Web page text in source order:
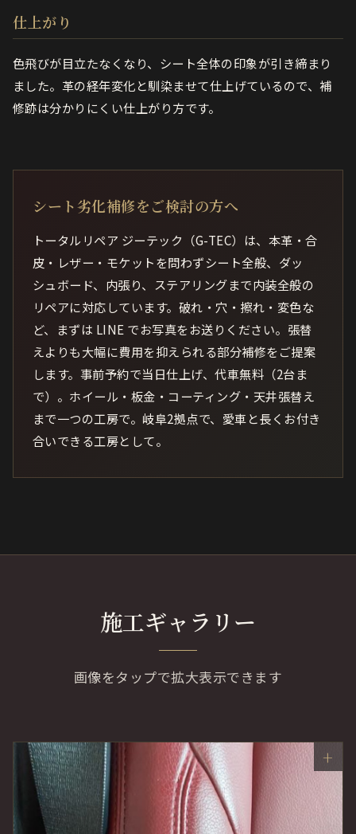
仕上がり
色飛びが目立たなくなり、シート全体の印象が引き締まり
ました。革の経年変化と馴染ませて仕上げているので、補
修跡は分かりにくい仕上がり方です。
シート劣化補修をご検討の方へ
トータルリペア ジーテック（G-TEC）は、本革・合
皮・レザー・モケットを問わずシート全般、ダッ
シュボード、内張り、ステアリングまで内装全般の
リペアに対応しています。破れ・穴・擦れ・変色な
ど、まずは LINE でお写真をお送りください。張替
えよりも大幅に費用を抑えられる部分補修をご提案
します。事前予約で当日仕上げ、代車無料（2台ま
で）。ホイール・板金・コーティング・天井張替え
まで一つの工房で。岐阜2拠点で、愛車と長くお付き
合いできる工房として。
施工ギャラリー
画像をタップで拡大表示できます